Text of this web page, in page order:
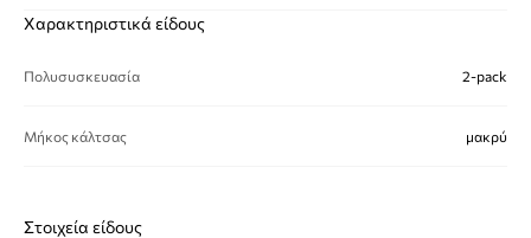
Χαρακτηριστικά είδους
Πολυσυσκευασία 2-pack
Μήκος κάλτσας μακρύ
Στοιχεία είδους